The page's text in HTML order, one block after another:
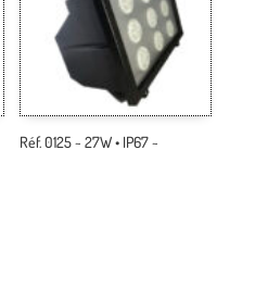
Réf. 0125 ~ 27W • IP67 ~